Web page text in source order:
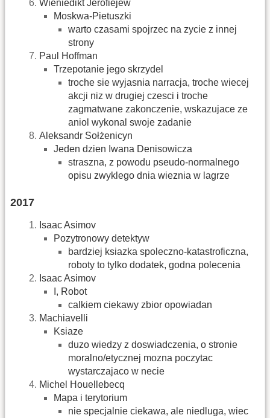
Wieniedikt Jerofiejew
Moskwa-Pietuszki
warto czasami spojrzec na zycie z innej
strony
Paul Hoffman
Trzepotanie jego skrzydel
troche sie wyjasnia narracja, troche wiecej
akcji niz w drugiej czesci i troche
zagmatwane zakonczenie, wskazujace ze
aniol wykonal swoje zadanie
Aleksandr Sołżenicyn
Jeden dzien Iwana Denisowicza
straszna, z powodu pseudo-normalnego
opisu zwyklego dnia wieznia w lagrze
2017
Isaac Asimov
Pozytronowy detektyw
bardziej ksiazka spoleczno-katastroficzna,
roboty to tylko dodatek, godna polecenia
Isaac Asimov
I, Robot
calkiem ciekawy zbior opowiadan
Machiavelli
Ksiaze
duzo wiedzy z doswiadczenia, o stronie
moralno/etycznej mozna poczytac
wystarczajaco w necie
Michel Houellebecq
Mapa i terytorium
nie specjalnie ciekawa, ale niedluga, wiec